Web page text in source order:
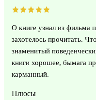
О книге узнал из фильма
захотелось прочитать.
знаменитый
книги хорошее, бымага
карманный.
Плюсы